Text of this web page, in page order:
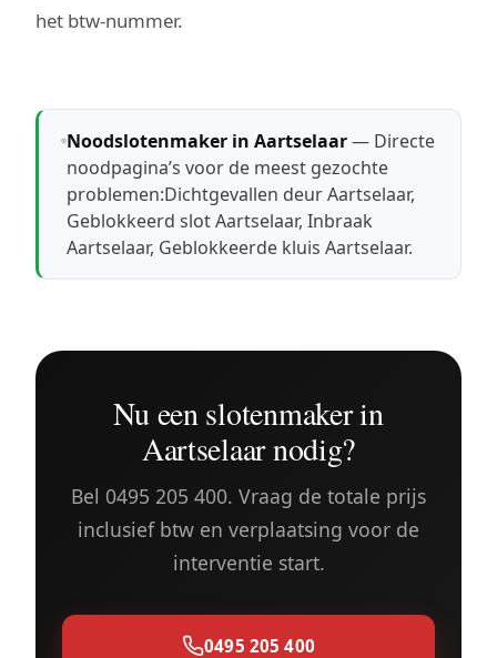
het btw-nummer.
Noodslotenmaker in Aartselaar— Directe
noodpagina’s voor de meest gezochte
problemen:Dichtgevallen deur Aartselaar,
Geblokkeerd slot Aartselaar,Inbraak
Aartselaar, Geblokkeerde kluis Aartselaar.
Nu een slotenmaker in
Aartselaar nodig?
Bel 0495 205 400. Vraag de totale prijs
inclusief btw en verplaatsing voor de
interventie start.
0495 205 400